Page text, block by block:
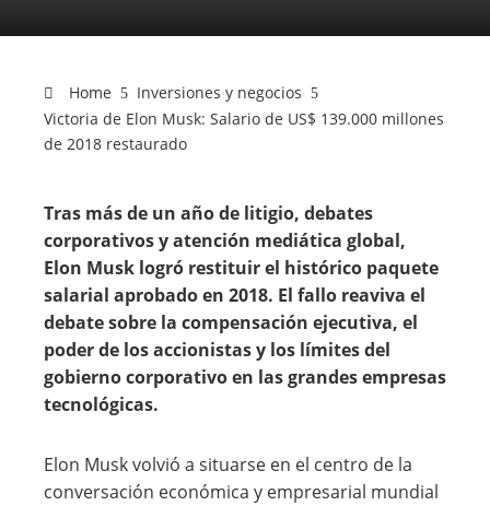
Home
Inversiones y negocios
Victoria de Elon Musk: Salario de US$ 139.000 millones
de 2018 restaurado
Tras más de un año de litigio, debates
corporativos y atención mediática global,
Elon Musk logró restituir el histórico paquete
salarial aprobado en 2018. El fallo reaviva el
debate sobre la compensación ejecutiva, el
poder de los accionistas y los límites del
gobierno corporativo en las grandes empresas
tecnológicas.
Elon Musk volvió a situarse en el centro de la
conversación económica y empresarial mundial